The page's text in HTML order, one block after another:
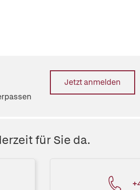
Jetzt anmelden
für Sie da.